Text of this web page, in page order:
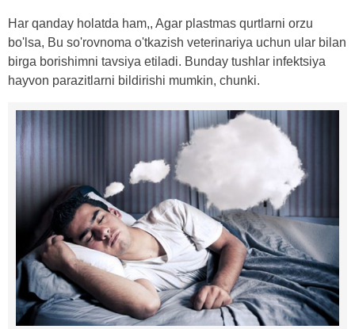
Har qanday holatda ham,, Agar plastmas qurtlarni orzu
bo'lsa, Bu so'rovnoma o'tkazish veterinariya uchun ular bilan
birga borishimni tavsiya etiladi. Bunday tushlar infektsiya
hayvon parazitlarni bildirishi mumkin, chunki.